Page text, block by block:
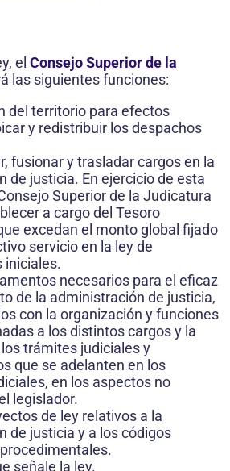
el Consejo Superior de la
las siguientes funciones:
del territorio para efectos
y redistribuir los despachos
fusionar y trasladar cargos en la
de justicia. En ejercicio de esta
Superior de la Judicatura
a cargo del Tesoro
excedan el monto global fijado
servicio en la ley de
iniciales.
necesarios para el eficaz
de la administración de justicia,
con la organización y funciones
a los distintos cargos y la
trámites judiciales y
que se adelanten en los
en los aspectos no
legislador.
de ley relativos a la
de justicia y a los códigos
señale la ley.